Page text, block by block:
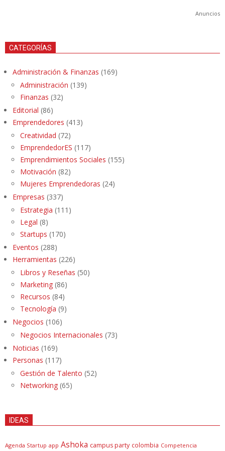
Anuncios
CATEGORÍAS
Administración & Finanzas (169)
Administración (139)
Finanzas (32)
Editorial (86)
Emprendedores (413)
Creatividad (72)
EmprendedorES (117)
Emprendimientos Sociales (155)
Motivación (82)
Mujeres Emprendedoras (24)
Empresas (337)
Estrategia (111)
Legal (8)
Startups (170)
Eventos (288)
Herramientas (226)
Libros y Reseñas (50)
Marketing (86)
Recursos (84)
Tecnología (9)
Negocios (106)
Negocios Internacionales (73)
Noticias (169)
Personas (117)
Gestión de Talento (52)
Networking (65)
IDEAS
Agenda Startup app Ashoka campus party colombia Competencia